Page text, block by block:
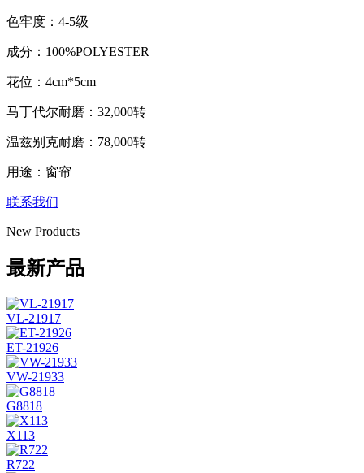
色牢度：4-5级
成分：100%POLYESTER
花位：4cm*5cm
马丁代尔耐磨：32,000转
温兹别克耐磨：78,000转
用途：窗帘
联系我们
New Products
最新产品
VL-21917
ET-21926
VW-21933
G8818
X113
R722